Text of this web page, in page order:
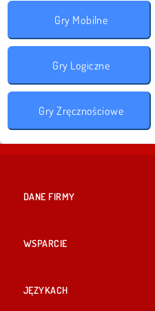
Gry Mobilne
Gry Logiczne
Gry Zręcznościowe
DANE FIRMY
WSPARCIE
JĘZYKACH